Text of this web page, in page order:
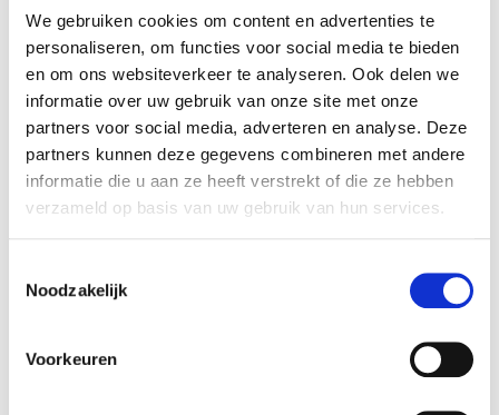
We gebruiken cookies om content en advertenties te
personaliseren, om functies voor social media te bieden
en om ons websiteverkeer te analyseren. Ook delen we
informatie over uw gebruik van onze site met onze
partners voor social media, adverteren en analyse. Deze
partners kunnen deze gegevens combineren met andere
informatie die u aan ze heeft verstrekt of die ze hebben
verzameld op basis van uw gebruik van hun services.
Noodzakelijk
Voorkeuren
Mepal
Drinkfles campus 600ml
fairy wonders
€ 17,99